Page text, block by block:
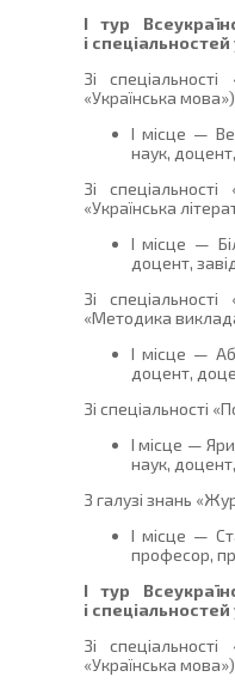
І тур
і
Зі
«Українська
І місце —
наук,
Зі
«Українська
І місце —
доцент,
Зі
«Методика
І місце —
доцент,
Зі спеціальності
І місце —
наук,
З галузі знань
І місце —
професор,
І тур
і
Зі
«Українська